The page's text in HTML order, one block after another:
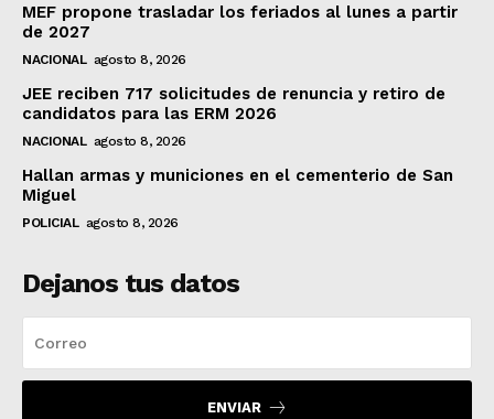
MEF propone trasladar los feriados al lunes a partir
de 2027
NACIONAL agosto 8, 2026
JEE reciben 717 solicitudes de renuncia y retiro de
candidatos para las ERM 2026
NACIONAL agosto 8, 2026
Hallan armas y municiones en el cementerio de San
Miguel
POLICIAL agosto 8, 2026
Dejanos tus datos
ENVIAR